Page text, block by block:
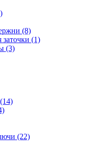
(8)
(1)
(3)
(14)
(22)